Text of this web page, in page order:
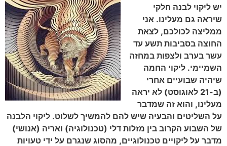
יש ליקוי לבנה חלקי
שיראה גם מעלינו. אני
ממליצה לכולכם, לצאת
החוצה בסביבות תשע עד
עשר בערב ולצפות במחזה
השמיימי. ליקוי החמה
שיהיה שבועיים אחרי
(ב-21 לאוגוסט) לא יראה
מעלינו, והוא זה שמדבר
על השליטים והבעיה שיש להם להמשיך לשלוט. ליקוי הלבנה
של השבוע הקרוב בין מזלות דלי (טכנולוגיה) ואריה (אנושי)
מדבר על ליקויים טכנולוגיים, מהסוג שנגרם על ידי טעויות